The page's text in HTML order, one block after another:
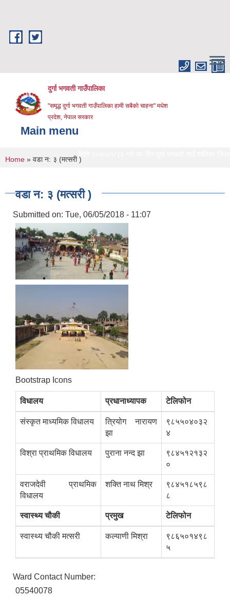
दुर्गा भगवती गाउँपालिका
"समृद्ध दुर्गा भगवती गाउँपालिका हामी सबैको चाहना" मधेश
प्रदेश, नेपाल सरकार
Main menu
मिति २०७५/१/२६ गते का दिन दुर्गा भगवती गाउँ पालिका
You are here
Home » वडा न: ३ (मत्सरी )
वडा न: ३ (मत्सरी )
Submitted on: Tue, 06/05/2018 - 11:07
Bootstrap Icons
विधालय प्रधानाध्यापक टेलिफोन
संस्कृत माध्यमिक विधालय
त्रियोग नारायण
झा
९८५५०४०३२
४
विश्रा प्राथमिक विधालय पुराना नन्द झा
९८४५१२१३२
०
वराजदेवी प्राथमिक
विधालय
शक्ति नाथ मिश्र
९८४५१८५९८
८
स्वास्थ्य चौकी प्रमुख टेलिफोन
स्वास्थ्य चौकी मत्सरी कल्याणी मिश्रा
९८६५०१४९८
५
Ward Contact Number:
05540078